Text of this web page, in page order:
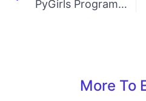
PyGirls Programming Hackathon “Hello, Future” Unites Young Talent in Latvia — Winning Team Heads to European Finals
More To